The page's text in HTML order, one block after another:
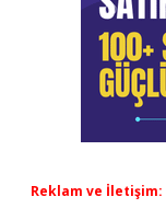
Reklam ve İletişim: